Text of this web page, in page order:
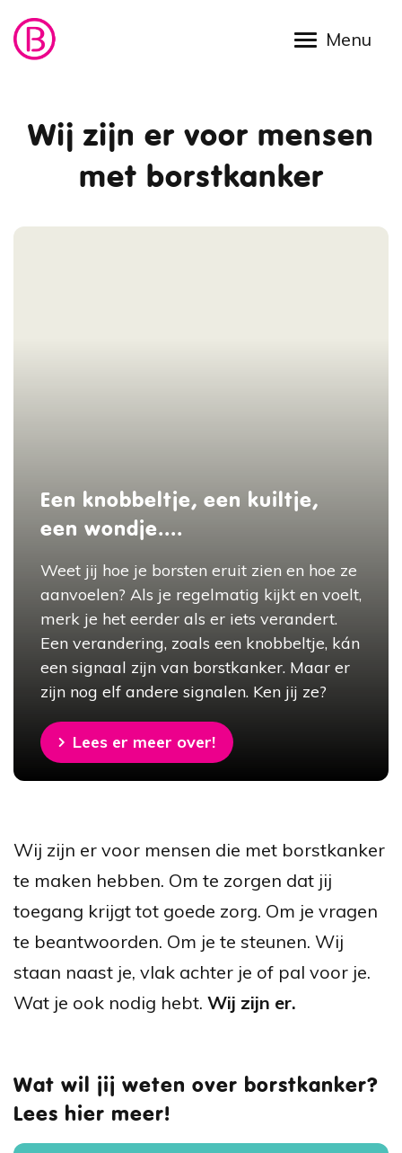
Overslaan en naar de inhoud gaan
Wij zijn er voor mensen
met borstkanker
Een knobbeltje, een kuiltje,
een wondje....
Weet jij hoe je borsten eruit zien en hoe ze
aanvoelen? Als je regelmatig kijkt en voelt,
merk je het eerder als er iets verandert.
Een verandering, zoals een knobbeltje, kán
een signaal zijn van borstkanker. Maar er
zijn nog elf andere signalen. Ken jij ze?
Lees er meer over!
Wij zijn er voor mensen die met borstkanker
te maken hebben. Om te zorgen dat jij
toegang krijgt tot goede zorg. Om je vragen
te beantwoorden. Om je te steunen. Wij
staan naast je, vlak achter je of pal voor je.
Wat je ook nodig hebt. Wij zijn er.
Wat wil jij weten over borstkanker?
Lees hier meer!